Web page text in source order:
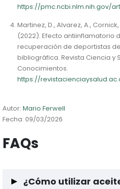
https://pmc.ncbi.nlm.nih.gov/
Martinez, D., Alvarez, A.,
(2022). Efecto antiinflamatorio
recuperación de deportistas
bibliográfica. Revista Ciencia y
Conocimientos.
https://
Autor: Mario Ferwell
Fecha: 09/03/2026
FAQs
¿Cómo utilizar